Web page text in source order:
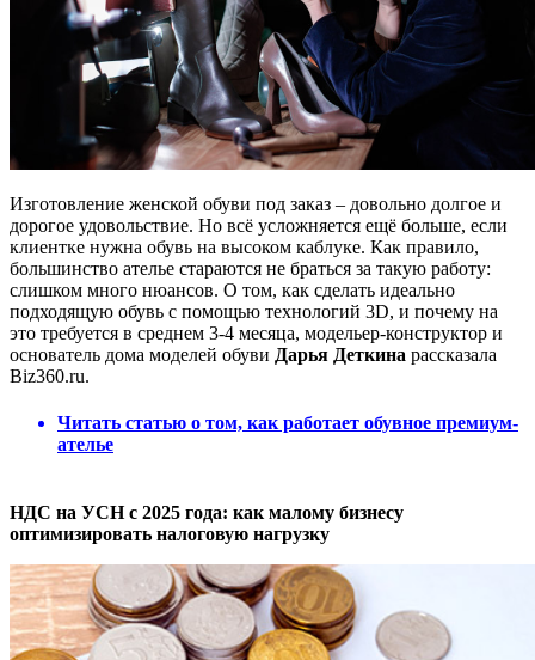
Изготовление женской обуви под заказ – довольно долгое и
дорогое удовольствие. Но всё усложняется ещё больше, если
клиентке нужна обувь на высоком каблуке. Как правило,
большинство ателье стараются не браться за такую работу:
слишком много нюансов. О том, как сделать идеально
подходящую обувь с помощью технологий 3D, и почему на
это требуется в среднем 3-4 месяца, модельер-конструктор и
основатель дома моделей обуви Дарья Деткина рассказала
Biz360.ru.
Читать статью о том, как работает обувное премиум-
ателье
НДС на УСН с 2025 года: как малому бизнесу
оптимизировать налоговую нагрузку